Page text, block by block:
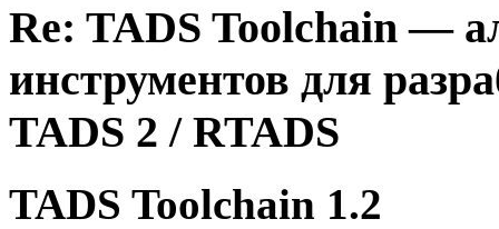
Re: TADS Toolchain —
инструментов для
TADS 2 / RTADS
TADS Toolchain 1.2